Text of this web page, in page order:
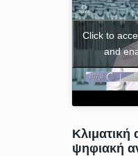
Click to
and
Κλιματική
ψηφιακή